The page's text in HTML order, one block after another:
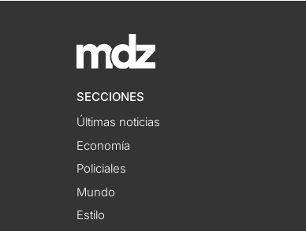
SECCIONES
Últimas noticias
Economía
Policiales
Mundo
Estilo